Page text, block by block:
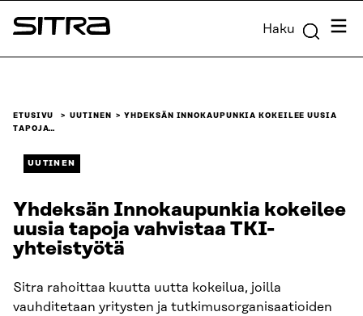
Siirry
suoraan
Sitra Haku
ETUSIVU UUTINEN
YHDEKSÄN INNOKAUPUNKIA KOKEILEE UUSIA
TAPOJA…
UUTINEN
Yhdeksän Innokaupunkia kokeilee
uusia tapoja vahvistaa TKI-
yhteistyötä
Sitra rahoittaa kuutta uutta kokeilua, joilla
vauhditetaan yritysten ja tutkimusorganisaatioiden